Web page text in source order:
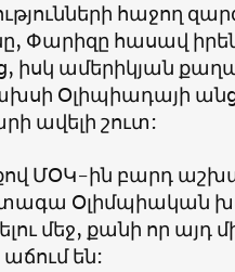
հաջող
Փարիզը հասավ
իսկ ամերիկյան
Օլիպիադայի
ավելի շուտ:
ՄՕԿ-ին բարդ
Օլիմպիական
մեջ, քանի որ
են: